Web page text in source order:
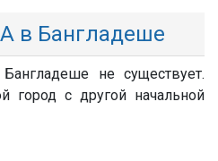
А в Бангладеше
не существует.
город с другой начальной